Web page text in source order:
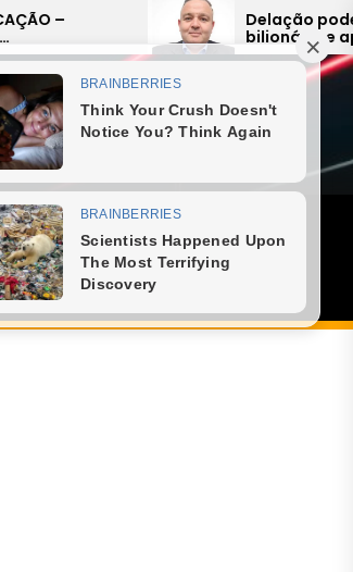
Delação pode ampliar escândalo
bilionário e aprofundar crise no
sistema previdenciário do Rio
Menu
GASTRONOMIA ESPORTE